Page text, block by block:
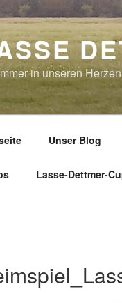
in unseren
Unser Blog
Lasse-Dettmer-